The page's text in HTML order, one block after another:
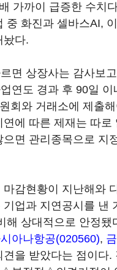
가까이 급증한 수치
중 화진과 셀바스AI,
놨다.
면 상장사는 감사보
연도 경과 후 90일 이
회와 거래소에 제출
에 따른 제재는 따로
면 관리종목으로 지
감현황이 지난해와
업과 지연공시를 낸
해 상대적으로 안정됐
아나항공(020560),
을 받았다는 점이다.